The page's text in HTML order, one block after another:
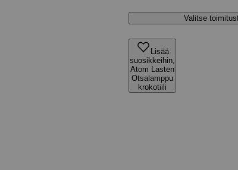
Valitse
Lisää
suosikkeihin,
Atom Lasten
Otsalamppu
krokotiili